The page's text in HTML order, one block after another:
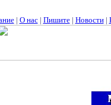
| О нас| Пишите| Новости|